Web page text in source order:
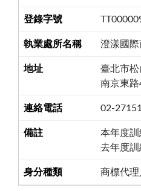
澄漾國
臺北市松
南京東
02-
本年度
去年度
商標代理